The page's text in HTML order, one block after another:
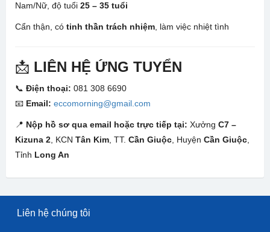
Nam/Nữ, độ tuổi 25 – 35 tuổi
Cẩn thận, có tinh thần trách nhiệm , làm việc nhiệt tình
📩 LIÊN HỆ ỨNG TUYỂN
📞 Điện thoại: 081 308 6690
📧 Email: eccomorning@gmail.com
📍 Nộp hồ sơ qua email hoặc trực tiếp tại: Xưởng C7 –
Kizuna 2 , KCN Tân Kim , TT. Cần Giuộc , Huyện Cần Giuộc
Tỉnh Long An
Liên hệ chúng tôi